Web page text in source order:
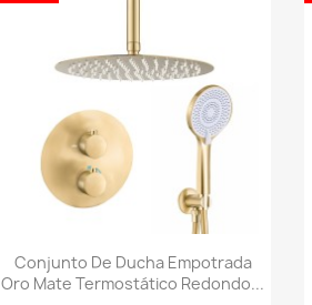
Vista rápida
Conjunto De Ducha Empotrada
Oro Mate Termostático Redondo...